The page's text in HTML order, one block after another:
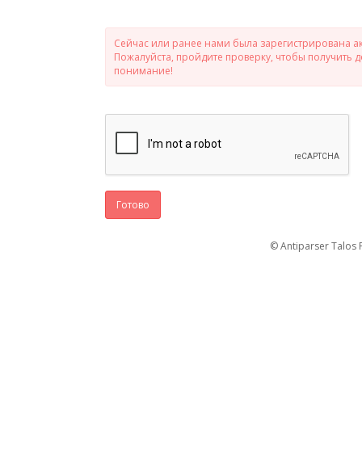
Сейчас или ранее нами была зарегистрирована
Пожалуйста, пройдите проверку, чтобы
понимание!
Готово
© Antiparser Talos